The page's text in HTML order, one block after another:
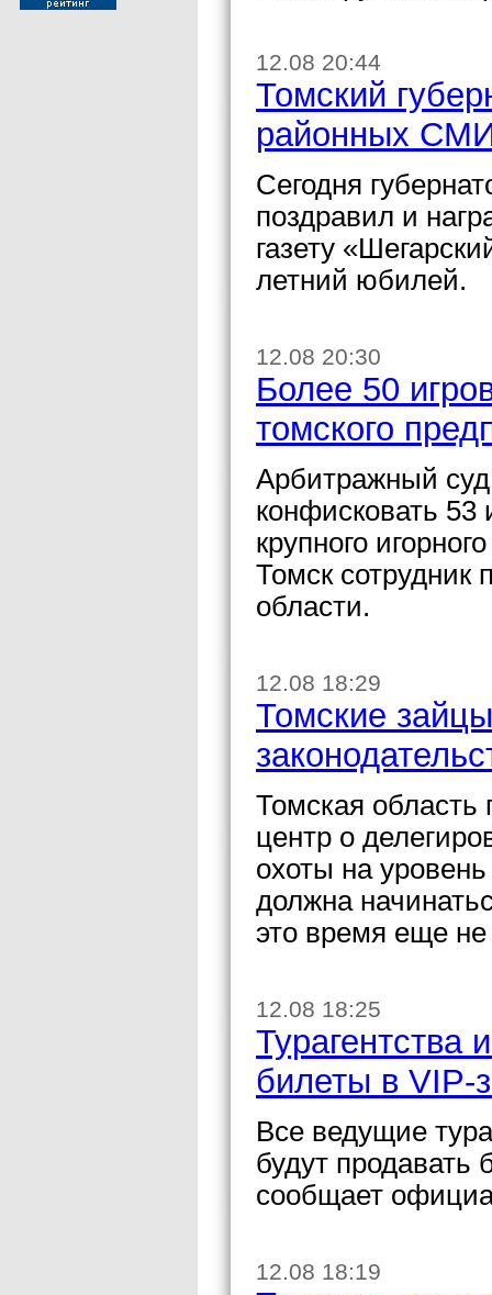
12.08 20:44
Томский
районных
Сегодня
поздравил и
газету
летний юбилей.
12.08 20:30
Более 50
томского
Арбитражный
конфисковать 53
крупного
Томск
области.
12.08 18:29
Томские
Томская
центр о
охоты на
должна
это время еще не
12.08 18:25
Турагентства
билеты в VIP-
Все ведущие
будут продавать
сообщает
12.08 18:19